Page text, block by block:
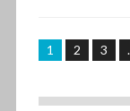
1 2 3